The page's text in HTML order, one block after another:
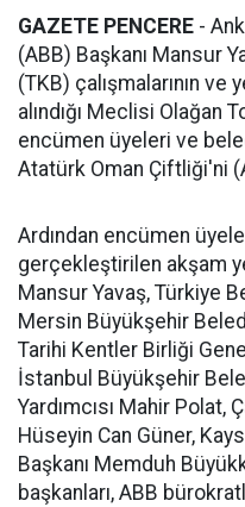
GAZETE PENCERE -
(ABB) Başkanı Mansur
(TKB) çalışmalarının ve
alındığı Meclisi Olağan
encümen üyeleri ve
Atatürk Oman Çiftliği'ni
Ardından encümen
gerçekleştirilen akşam
Mansur Yavaş, Türkiye
Mersin Büyükşehir
Tarihi Kentler Birliği
İstanbul Büyükşehir
Yardımcısı Mahir Polat,
Hüseyin Can Güner,
Başkanı Memduh
başkanları, ABB